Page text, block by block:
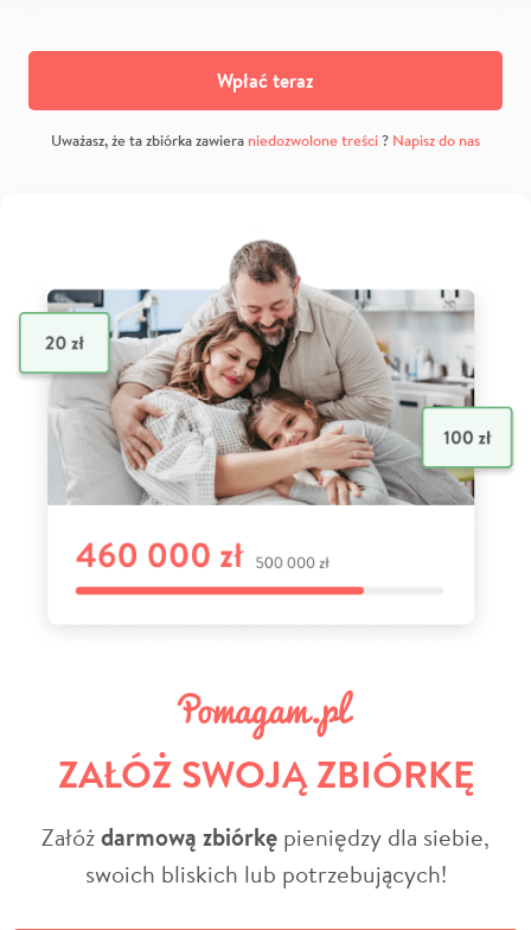
Wpłać teraz
Uważasz, że ta zbiórka zawiera niedozwolone treści? Napisz do nas
ZAŁÓŻ SWOJĄ ZBIÓRKĘ
Załóżdarmową zbiórkę pieniędzy dla siebie,
swoich bliskich lub potrzebujących!